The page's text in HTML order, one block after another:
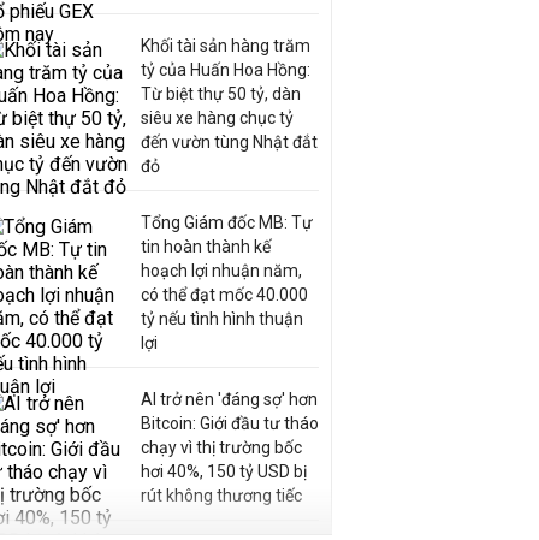
Khối tài sản hàng trăm
tỷ của Huấn Hoa Hồng:
Từ biệt thự 50 tỷ, dàn
siêu xe hàng chục tỷ
đến vườn tùng Nhật đắt
đỏ
Tổng Giám đốc MB: Tự
tin hoàn thành kế
hoạch lợi nhuận năm,
có thể đạt mốc 40.000
tỷ nếu tình hình thuận
lợi
AI trở nên 'đáng sợ' hơn
Bitcoin: Giới đầu tư tháo
chạy vì thị trường bốc
hơi 40%, 150 tỷ USD bị
rút không thương tiếc